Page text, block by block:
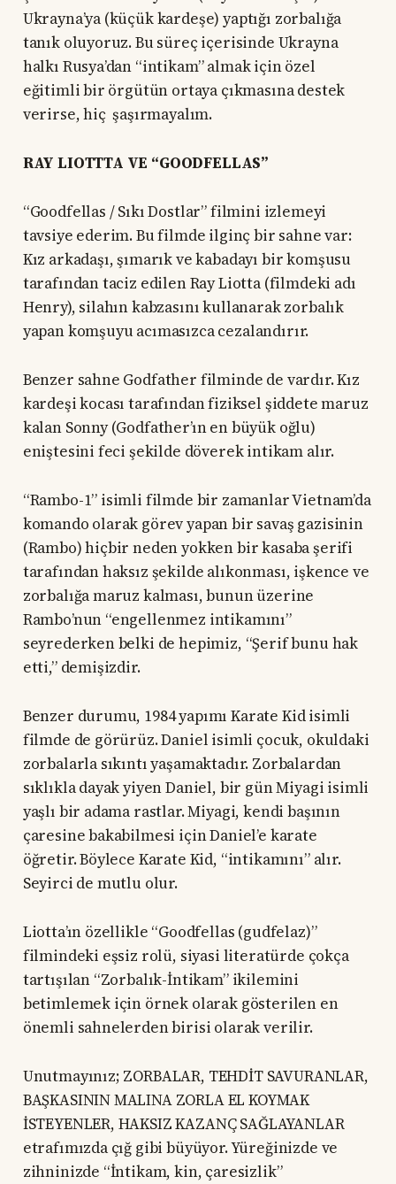
Ukrayna’ya (küçük kardeşe) yaptığı zorbalığa
tanık oluyoruz. Bu süreç içerisinde Ukrayna
halkı Rusya’dan “intikam” almak için özel
eğitimli bir örgütün ortaya çıkmasına destek
verirse, hiç şaşırmayalım.
RAY LIOTTTA VE “GOODFELLAS”
“Goodfellas / Sıkı Dostlar” filmini izlemeyi
tavsiye ederim. Bu filmde ilginç bir sahne var:
Kız arkadaşı, şımarık ve kabadayı bir komşusu
tarafından taciz edilen Ray Liotta (filmdeki adı
Henry), silahın kabzasını kullanarak zorbalık
yapan komşuyu acımasızca cezalandırır.
Benzer sahne Godfather filminde de vardır. Kız
kardeşi kocası tarafından fiziksel şiddete maruz
kalan Sonny (Godfather’ın en büyük oğlu)
eniştesini feci şekilde döverek intikam alır.
“Rambo-1” isimli filmde bir zamanlar Vietnam’da
komando olarak görev yapan bir savaş gazisinin
(Rambo) hiçbir neden yokken bir kasaba şerifi
tarafından haksız şekilde alıkonması, işkence ve
zorbalığa maruz kalması, bunun üzerine
Rambo’nun “engellenmez intikamını”
seyrederken belki de hepimiz, “Şerif bunu hak
etti,” demişizdir.
Benzer durumu, 1984 yapımı Karate Kid isimli
filmde de görürüz. Daniel isimli çocuk, okuldaki
zorbalarla sıkıntı yaşamaktadır. Zorbalardan
sıklıkla dayak yiyen Daniel, bir gün Miyagi isimli
yaşlı bir adama rastlar. Miyagi, kendi başının
çaresine bakabilmesi için Daniel’e karate
öğretir. Böylece Karate Kid, “intikamını” alır.
Seyirci de mutlu olur.
Liotta’ın özellikle “Goodfellas (gudfelaz)”
filmindeki eşsiz rolü, siyasi literatürde çokça
tartışılan “Zorbalık-İntikam” ikilemini
betimlemek için örnek olarak gösterilen en
önemli sahnelerden birisi olarak verilir.
Unutmayınız; ZORBALAR, TEHDİT SAVURANLAR,
BAŞKASININ MALINA ZORLA EL KOYMAK
İSTEYENLER, HAKSIZ KAZANÇ SAĞLAYANLAR
etrafımızda çığ gibi büyüyor. Yüreğinizde ve
zihninizde “İntikam, kin, çaresizlik”